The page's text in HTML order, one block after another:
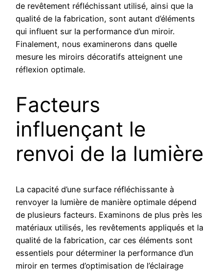
de revêtement réfléchissant utilisé, ainsi que la
qualité de la fabrication, sont autant d’éléments
qui influent sur la performance d’un miroir.
Finalement, nous examinerons dans quelle
mesure les miroirs décoratifs atteignent une
réflexion optimale.
Facteurs
influençant le
renvoi de la lumière
La capacité d’une surface réfléchissante à
renvoyer la lumière de manière optimale dépend
de plusieurs facteurs. Examinons de plus près les
matériaux utilisés, les revêtements appliqués et la
qualité de la fabrication, car ces éléments sont
essentiels pour déterminer la performance d’un
miroir en termes d’optimisation de l’éclairage